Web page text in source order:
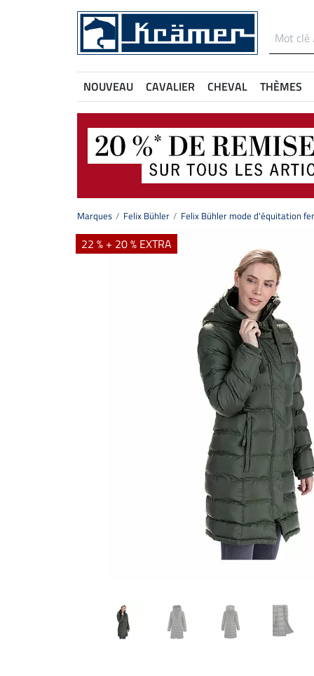
NOUVEAU CAVALIER CHEVAL THÈMES
Marques Felix Bühler Felix Bühler mode d'équitation
22 % + 20 % EXTRA